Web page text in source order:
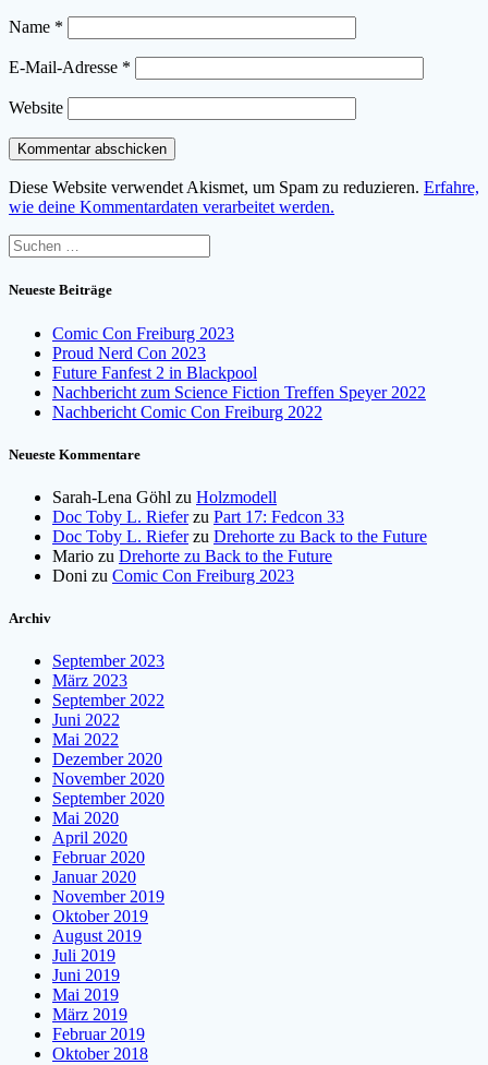
Name *
E-Mail-Adresse *
Website
Diese Website verwendet Akismet, um Spam zu reduzieren. Erfahre,
wie deine Kommentardaten verarbeitet werden.
Suchen
nach:
Neueste Beiträge
Comic Con Freiburg 2023
Proud Nerd Con 2023
Future Fanfest 2 in Blackpool
Nachbericht zum Science Fiction Treffen Speyer 2022
Nachbericht Comic Con Freiburg 2022
Neueste Kommentare
Sarah-Lena Göhl zu Holzmodell
Doc Toby L. Rieferzu Part 17: Fedcon 33
Doc Toby L. Rieferzu Drehorte zu Back to the Future
Mario zu Drehorte zu Back to the Future
Doni zu Comic Con Freiburg 2023
Archiv
September 2023
März 2023
September 2022
Juni 2022
Mai 2022
Dezember 2020
November 2020
September 2020
Mai 2020
April 2020
Februar 2020
Januar 2020
November 2019
Oktober 2019
August 2019
Juli 2019
Juni 2019
Mai 2019
März 2019
Februar 2019
Oktober 2018